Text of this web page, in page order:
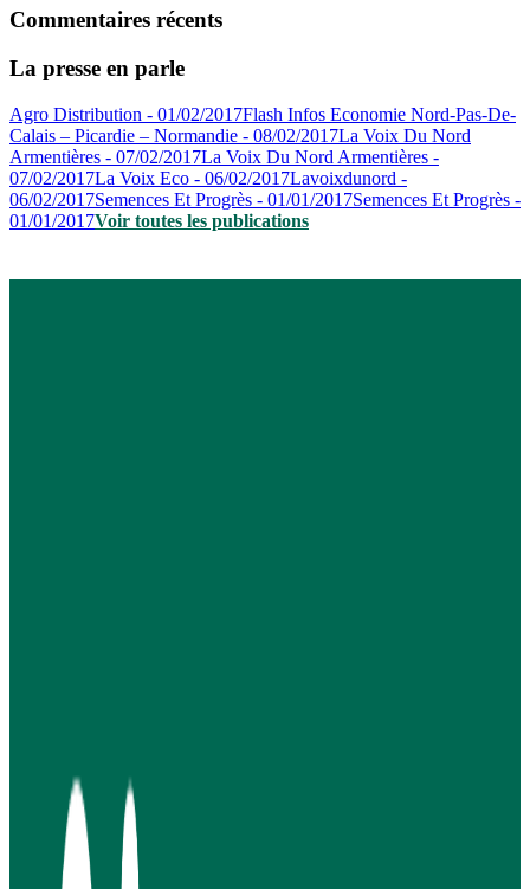
Commentaires récents
La presse en parle
Agro Distribution - 01/02/2017Flash Infos Economie Nord-Pas-De-
Calais – Picardie – Normandie - 08/02/2017La Voix Du Nord
Armentières - 07/02/2017La Voix Du Nord Armentières -
07/02/2017La Voix Eco - 06/02/2017Lavoixdunord -
06/02/2017Semences Et Progrès - 01/01/2017Semences Et Progrès -
01/01/2017Voir toutes les publications